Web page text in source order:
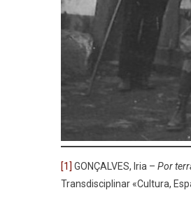
[1] GONÇALVES, Iria – Por
Transdisciplinar «Cultura,